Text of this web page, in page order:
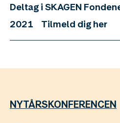
Deltag i SKAGEN
2021
Tilmeld dig her
NYTÅRSKONFERENCEN